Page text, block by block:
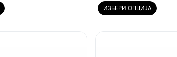
ИЗБЕРИ ОПЦИЈА